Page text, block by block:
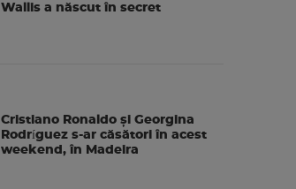
Wallis a născut în secret
Cristiano Ronaldo și Georgina
Rodríguez s-ar căsători în acest
weekend, în Madeira